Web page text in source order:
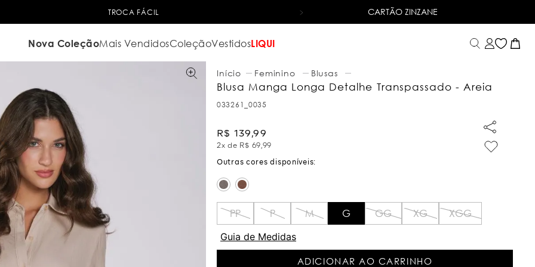
TROCA FÁCIL 6X SEM JUROSNO CARTÃO DE CRÉDITO
CARTÃO ZINZANE
Nova ColeçãoMais VendidosColeçãoVestidosLIQUI
Feminino Blusas
Blusa Manga Longa Detalhe Transpassado - Areia
033261_0035
R$ 139,99
2x de R$ 69,99
PP P M G GG XG
XGG
Guia de Medidas
ADICIONAR AO CARRINHO